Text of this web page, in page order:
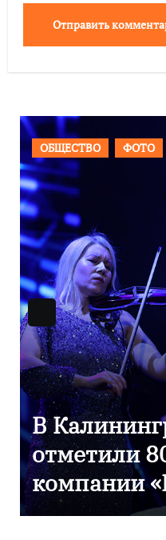
ВАЖНОЕ ОБЩЕСТВО
9 Мая —